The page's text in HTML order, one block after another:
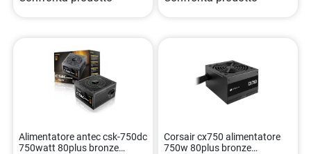
Alimentatore antec csk-750dc
750watt 80plus bronze
Corsair cx750 alimentatore
750w 80plus bronze